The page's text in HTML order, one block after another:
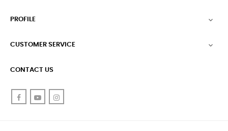
PROFILE 
CUSTOMER SERVICE 
CONTACT US
FacebookYouTube